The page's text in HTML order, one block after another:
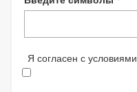
Я согласен с условиями